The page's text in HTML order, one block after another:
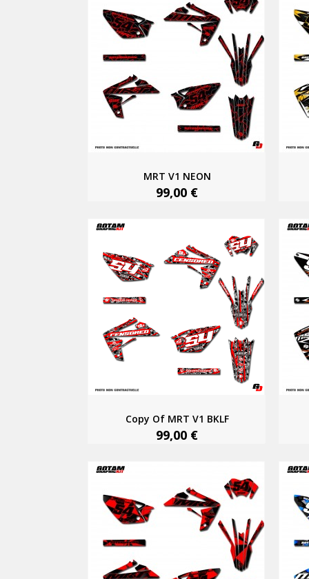
MRT V1 NEON
99,00 €
Copy Of MRT V1 BKLF
99,00 €